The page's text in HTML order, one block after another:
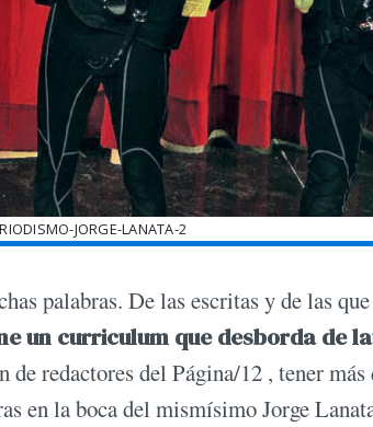
JORGE-LANATA-2
palabras. De las escritas y de las
un curriculum que desborda de
de redactores del Página/12 , tener
en la boca del mismísimo Jorge